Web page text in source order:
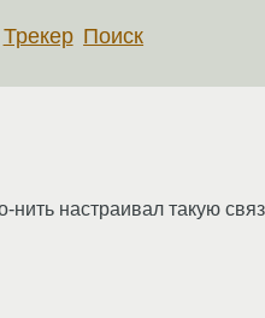
Трекер Поиск
настраивал такую